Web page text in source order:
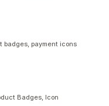
badges, payment icons
Badges, Icon